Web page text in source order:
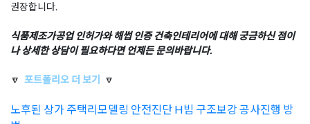
권장합니다.
식품제조가공업 인허가와 해썹 인증 건축인테리어에 대해 궁금하신 점이
나 상세한 상담이 필요하다면 언제든 문의바랍니다.
🔽 포트폴리오 더 보기 🔽
노후된 상가 주택리모델링 안전진단 H빔 구조보강 공사진행 방